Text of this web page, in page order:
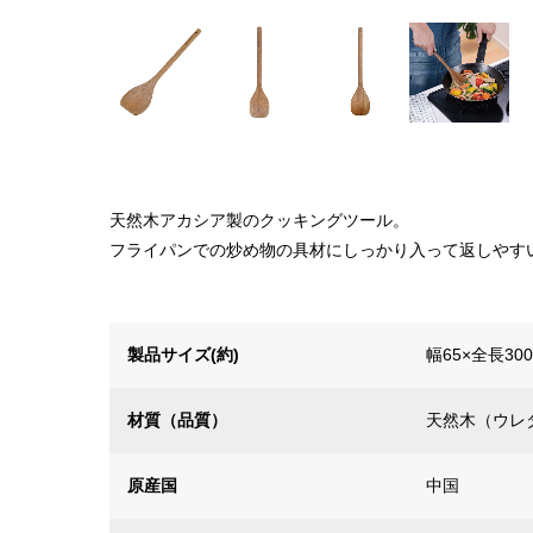
天然木アカシア製のクッキングツール。
フライパンでの炒め物の具材にしっかり入って返しやす
製品サイズ(約) 幅65×全長
材質（品質） 天然木（ウレ
原産国 中国